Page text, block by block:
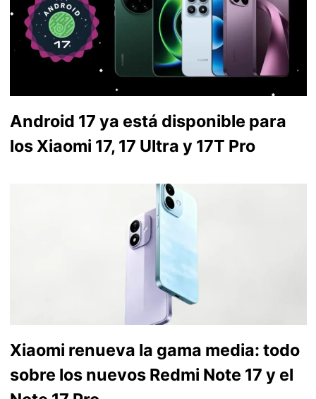
Android 17 ya está disponible para
los Xiaomi 17, 17 Ultra y 17T Pro
Xiaomi renueva la gama media: todo
sobre los nuevos Redmi Note 17 y el